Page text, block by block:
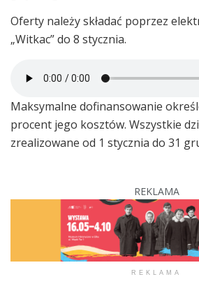
Oferty należy składać poprzez
„Witkac” do 8 stycznia.
Maksymalne dofinansowanie
procent jego kosztów. Wszystkie
zrealizowane od 1 stycznia do 31
REKLAMA
REKLAMA